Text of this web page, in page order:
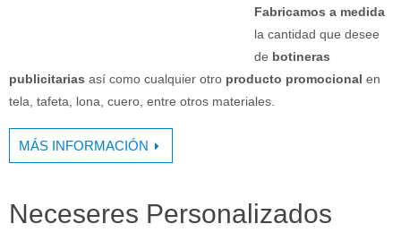
Fabricamos a medida
la cantidad que desee
de botineras
publicitarias así como cualquier otro producto promocional en
tela, tafeta, lona, cuero, entre otros materiales.
MÁS INFORMACIÓN
Neceseres Personalizados